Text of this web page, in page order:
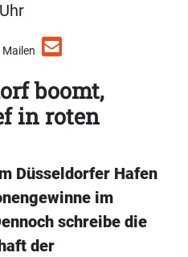
Mailen
boomt,
in roten
Düsseldorfer Hafen
im
schreibe die
der